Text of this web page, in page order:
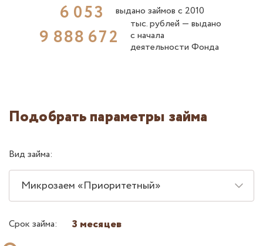
6 053 выдано займов с 2010
9 888 672
тыс. рублей ― выдано
с начала
деятельности Фонда
Подобрать параметры займа
Вид займа:
Микрозаем «Приоритетный»
Срок займа: 3 месяцев